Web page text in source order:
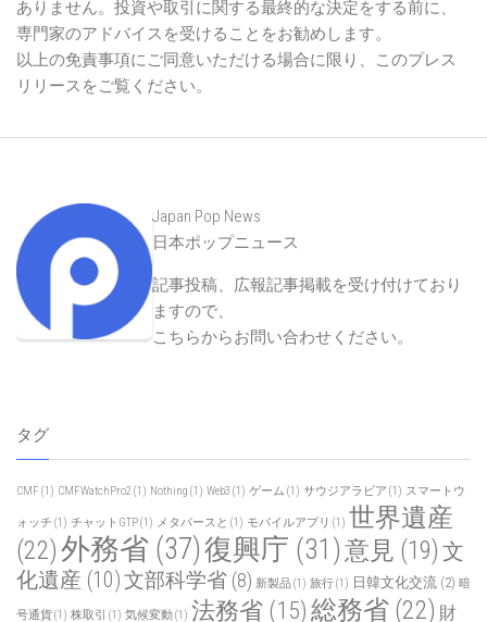
ありません。投資や取引に関する最終的な決定をする前に、
専門家のアドバイスを受けることをお勧めします。
以上の免責事項にご同意いただける場合に限り、このプレス
リリースをご覧ください。
Japan Pop News
日本ポップニュース
記事投稿、広報記事掲載を受け付けており
ますので、
こちらからお問い合わせください。
タグ
CMF (1) CMFWatchPro2 (1) Nothing (1) Web3 (1) ゲーム (1) サウジアラビア (1) スマートウ
ォッチ (1) チャットGTP(1) メタバースと (1) モバイルアプリ (1) 世界遺産
(22)外務省 (37)復興庁 (31)意見 (19) 文
化遺産 (10)文部科学省 (8) 新製品(1) 旅行(1) 日韓文化交流 (2) 暗
号通貨(1) 株取引 (1) 気候変動(1) 法務省 (15) 総務省 (22) 財